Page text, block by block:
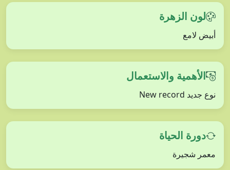
لون الزهرة
أبيض لامع
الأهمية والاستعمال
نوع جديد New record
دورة الحياة
معمر شجيرة